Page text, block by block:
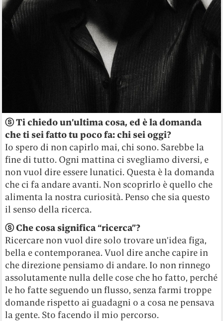
ⓢ Ti chiedo un’ultima cosa, ed è la domanda
che ti sei fatto tu poco fa: chi sei oggi?
Io spero di non capirlo mai, chi sono. Sarebbe la
fine di tutto. Ogni mattina ci svegliamo diversi, e
non vuol dire essere lunatici. Questa è la domanda
che ci fa andare avanti. Non scoprirlo è quello che
alimenta la nostra curiosità. Penso che sia questo
il senso della ricerca.
ⓢ Che cosa significa “ricerca”?
Ricercare non vuol dire solo trovare un’idea figa,
bella e contemporanea. Vuol dire anche capire in
che direzione pensiamo di andare. Io non rinnego
assolutamente nulla delle cose che ho fatto, perché
le ho fatte seguendo un flusso, senza farmi troppe
domande rispetto ai guadagni o a cosa ne pensava
la gente. Sto facendo il mio percorso.